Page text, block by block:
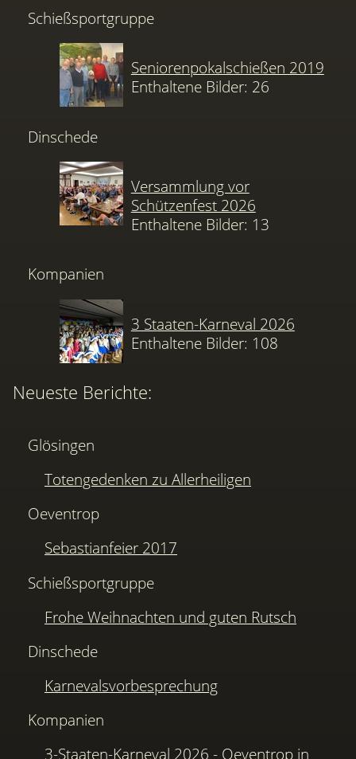
Schießsportgruppe
Seniorenpokalschießen 2019
Enthaltene Bilder: 26
Dinschede
Versammlung vor
Schützenfest 2026
Enthaltene Bilder: 13
Kompanien
3 Staaten-Karneval 2026
Enthaltene Bilder: 108
Neueste Berichte:
Glösingen
Totengedenken zu Allerheiligen
Oeventrop
Sebastianfeier 2017
Schießsportgruppe
Frohe Weihnachten und guten Rutsch
Dinschede
Karnevalsvorbesprechung
Kompanien
3-Staaten-Karneval 2026 - Oeventrop in